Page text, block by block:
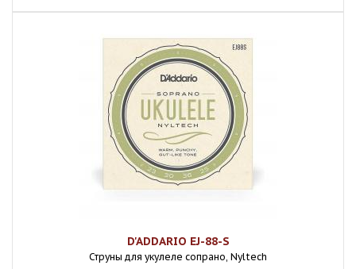
D'ADDARIO EJ-88-S
Струны для укулеле сопрано, Nyltech